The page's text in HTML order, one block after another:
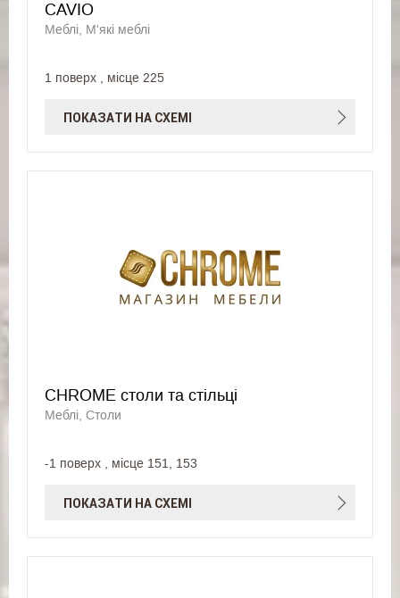
CAVIO
Меблі, М'які меблі
1 поверх , місце 225
ПОКАЗАТИ НА СХЕМІ
CHROME столи та стільці
Меблі, Столи
-1 поверх , місце 151, 153
ПОКАЗАТИ НА СХЕМІ